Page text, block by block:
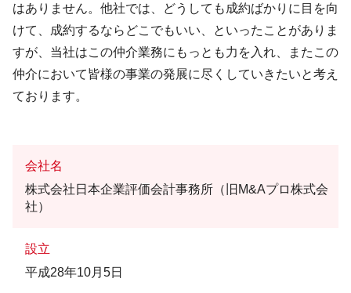
はありません。他社では、どうしても成約ばかりに目を向
けて、成約するならどこでもいい、といったことがありま
すが、当社はこの仲介業務にもっとも力を入れ、またこの
仲介において皆様の事業の発展に尽くしていきたいと考え
ております。
会社名
株式会社日本企業評価会計事務所（旧M&Aプロ株式会
社）
設立
平成28年10月5日